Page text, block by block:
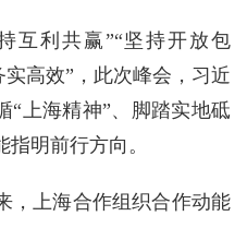
互利共赢”“坚持开放包
实高效”，此次峰会，习近
“上海精神”、脚踏实地砥
明前行方向。
，上海合作组织合作动能